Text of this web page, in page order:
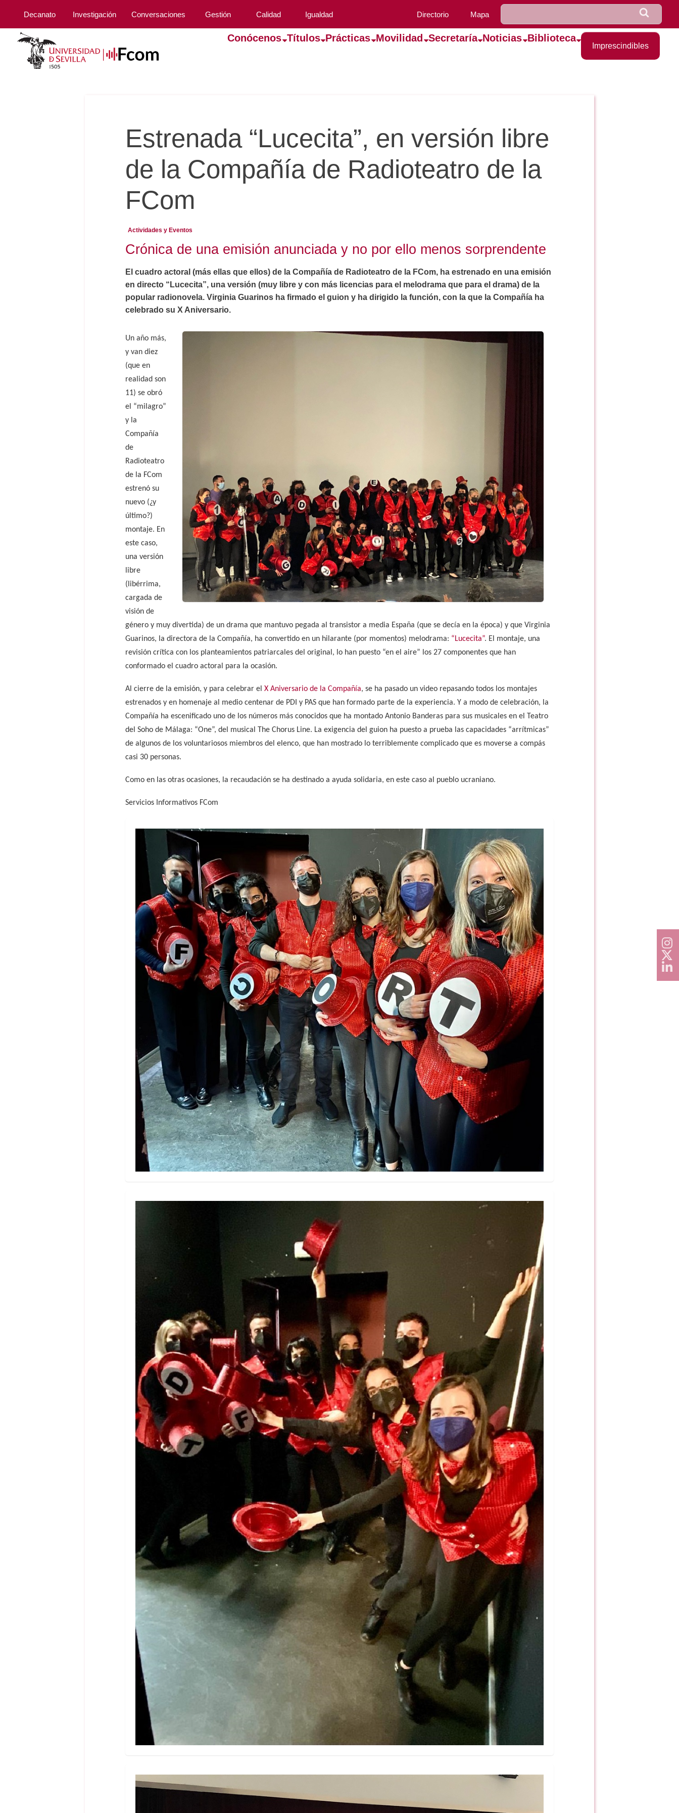
Decanato Investigación Conversaciones Gestión Calidad Igualdad Directorio Mapa
Conócenos Títulos Prácticas Movilidad Secretaría Noticias Biblioteca
Imprescindibles
Estrenada “Lucecita”, en versión libre
de la Compañía de Radioteatro de la
FCom
Actividades y Eventos
Crónica de una emisión anunciada y no por ello menos sorprendente
El cuadro actoral (más ellas que ellos) de la Compañía de Radioteatro de la FCom, ha estrenado en una emisión
en directo “Lucecita”, una versión (muy libre y con más licencias para el melodrama que para el drama) de la
popular radionovela. Virginia Guarinos ha firmado el guion y ha dirigido la función, con la que la Compañía ha
celebrado su X Aniversario.
Un año más,
y van diez
(que en
realidad son
11) se obró
el “milagro”
y la
Compañía
de
Radioteatro
de la FCom
estrenó su
nuevo (¿y
último?)
montaje. En
este caso,
una versión
libre
(libérrima,
cargada de
visión de
género y muy divertida) de un drama que mantuvo pegada al transistor a media España (que se decía en la época) y que Virginia
Guarinos, la directora de la Compañía, ha convertido en un hilarante (por momentos) melodrama: “Lucecita”. El montaje, una
revisión crítica con los planteamientos patriarcales del original, lo han puesto “en el aire” los 27 componentes que han
conformado el cuadro actoral para la ocasión.
Al cierre de la emisión, y para celebrar el X Aniversario de la Compañía, se ha pasado un video repasando todos los montajes
estrenados y en homenaje al medio centenar de PDI y PAS que han formado parte de la experiencia. Y a modo de celebración, la
Compañía ha escenificado uno de los números más conocidos que ha montado Antonio Banderas para sus musicales en el Teatro
del Soho de Málaga: “One”, del musical The Chorus Line. La exigencia del guion ha puesto a prueba las capacidades “arrítmicas”
de algunos de los voluntariosos miembros del elenco, que han mostrado lo terriblemente complicado que es moverse a compás
casi 30 personas.
Como en las otras ocasiones, la recaudación se ha destinado a ayuda solidaria, en este caso al pueblo ucraniano.
Servicios Informativos FCom